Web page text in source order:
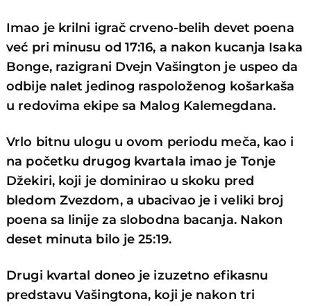
Imao je krilni igrač crveno-belih devet poena
već pri minusu od 17:16, a nakon kucanja Isaka
Bonge, razigrani Dvejn Vašington je uspeo da
odbije nalet jedinog raspoloženog košarkaša
u redovima ekipe sa Malog Kalemegdana.
Vrlo bitnu ulogu u ovom periodu meča, kao i
na početku drugog kvartala imao je Tonje
Džekiri, koji je dominirao u skoku pred
bledom Zvezdom, a ubacivao je i veliki broj
poena sa linije za slobodna bacanja. Nakon
deset minuta bilo je 25:19.
Drugi kvartal doneo je izuzetno efikasnu
predstavu Vašingtona, koji je nakon tri